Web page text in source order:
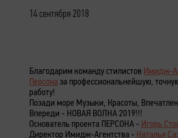
14 сентября 2018
Благодарим команду стилистов Имидж-
Персона за профессиональнейшую,
работу!
Позади море Музыки, Красоты,
Впереди - НОВАЯ ВОЛНА 2019!!!
Основатель проекта ПЕРСОНА - Игорь
Директор Имидж-Агентства - Наталья